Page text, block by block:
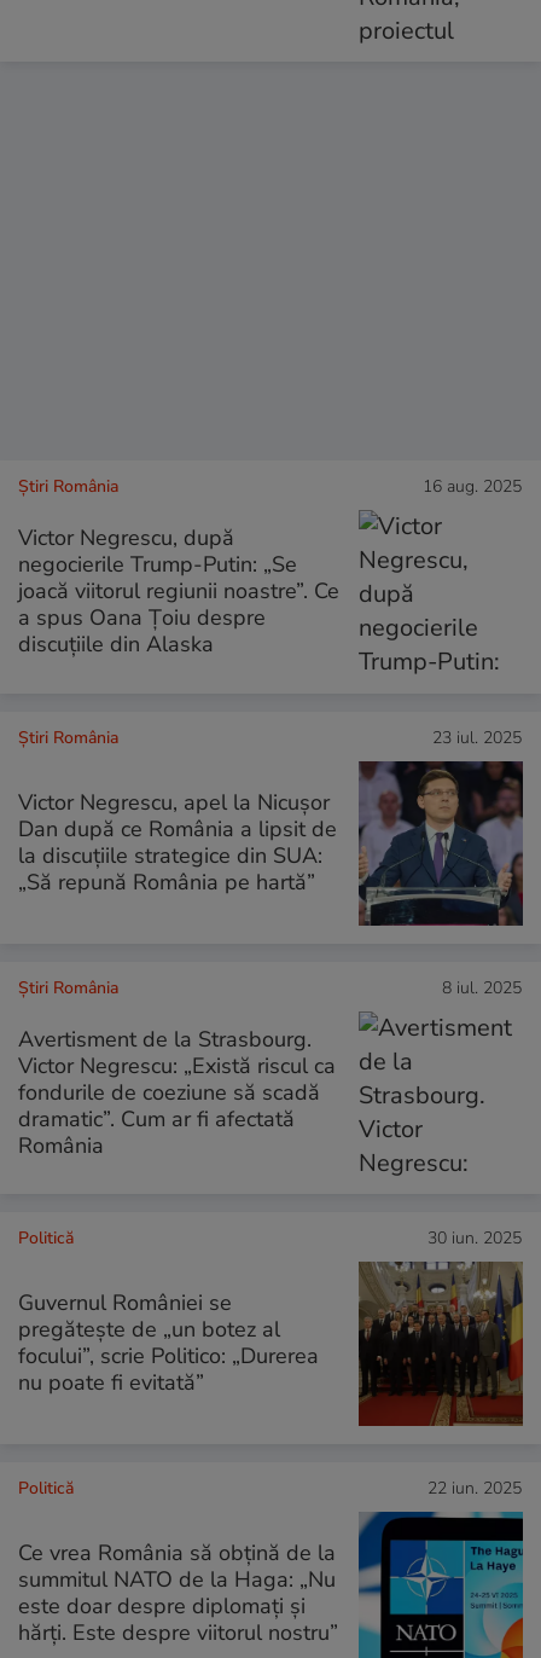
Știri România 16 aug. 2025
Victor Negrescu, după
negocierile Trump-Putin: „Se
joacă viitorul regiunii noastre”. Ce
a spus Oana Țoiu despre
discuțiile din Alaska
Știri România 23 iul. 2025
Victor Negrescu, apel la Nicușor
Dan după ce România a lipsit de
la discuțiile strategice din SUA:
„Să repună România pe hartă”
Știri România 8 iul. 2025
Avertisment de la Strasbourg.
Victor Negrescu: „Există riscul ca
fondurile de coeziune să scadă
dramatic”. Cum ar fi afectată
România
Politică 30 iun. 2025
Guvernul României se
pregătește de „un botez al
focului”, scrie Politico: „Durerea
nu poate fi evitată”
Politică 22 iun. 2025
Ce vrea România să obțină de la
summitul NATO de la Haga: „Nu
este doar despre diplomaţi şi
hărţi. Este despre viitorul nostru”